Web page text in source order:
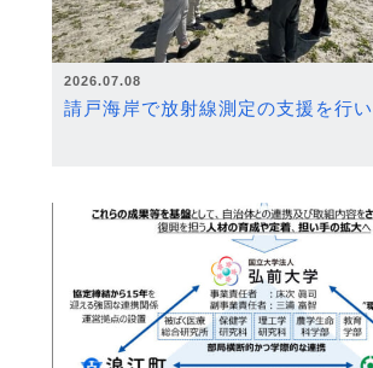
2026.07.08
請戸海岸で放射線測定の支援を行い